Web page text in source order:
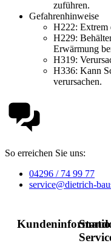
zuführen.
Gefahrenhinweise
H222: Extrem
H229:
Erwärmung
H319:
H336: Kann
verursachen.
So erreichen Sie uns:
04296 / 74 99 77
service@dietrich-